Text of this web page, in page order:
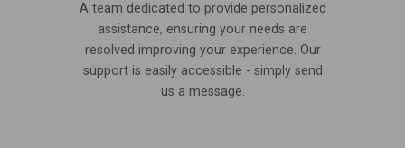
A team dedicated to provide personalized
assistance, ensuring your needs are
resolved improving your experience. Our
support is easily accessible - simply send
us a message.